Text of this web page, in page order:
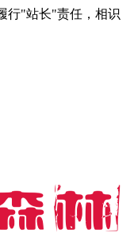
行"站长"责任，相识